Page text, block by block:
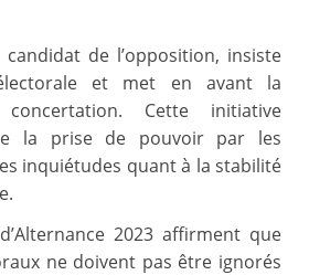
de l’opposition, insiste
et met en avant la
concertation. Cette initiative
la prise de pouvoir par les
inquiétudes quant à la stabilité
2023 affirment que
ne doivent pas être ignorés